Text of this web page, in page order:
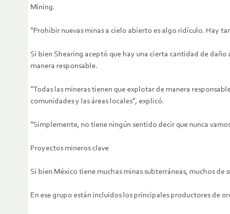
Mining.
“Prohibir nuevas minas a cielo abierto es algo ridículo. Hay
Si bien Shearing aceptó que hay una cierta cantidad de
manera responsable.
“Todas las mineras tienen que explotar de manera
comunidades y las áreas locales”, explicó.
“Simplemente, no tiene ningún sentido decir que nunca
Proyectos mineros clave
Si bien México tiene muchas minas subterráneas, muchos
En ese grupo están incluidos los principales productores de